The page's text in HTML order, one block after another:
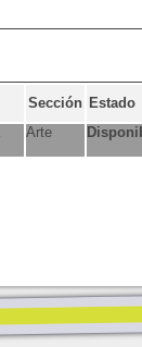
Sección Estado
Arte